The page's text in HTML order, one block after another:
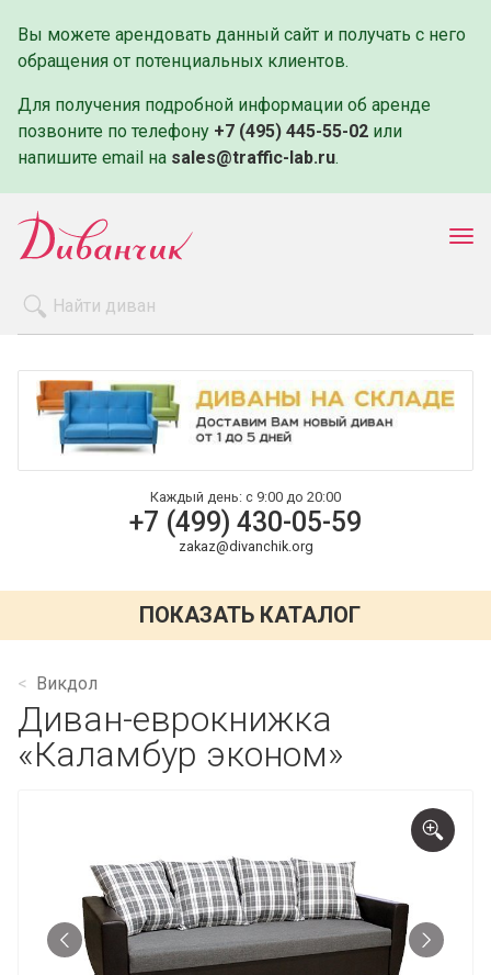
Вы можете арендовать данный сайт и получать с него
обращения от потенциальных клиентов.
Для получения подробной информации об аренде
позвоните по телефону +7 (495) 445-55-02 или
напишите email на sales@traffic-lab.ru.
Оплата и доставка
Контакты
Каждый день: с 9:00 до 20:00
+7 (499) 430-05-59
zakaz@divanchik.org
ПОКАЗАТЬ КАТАЛОГ
Викдол
Диван-еврокнижка
«Каламбур эконом»